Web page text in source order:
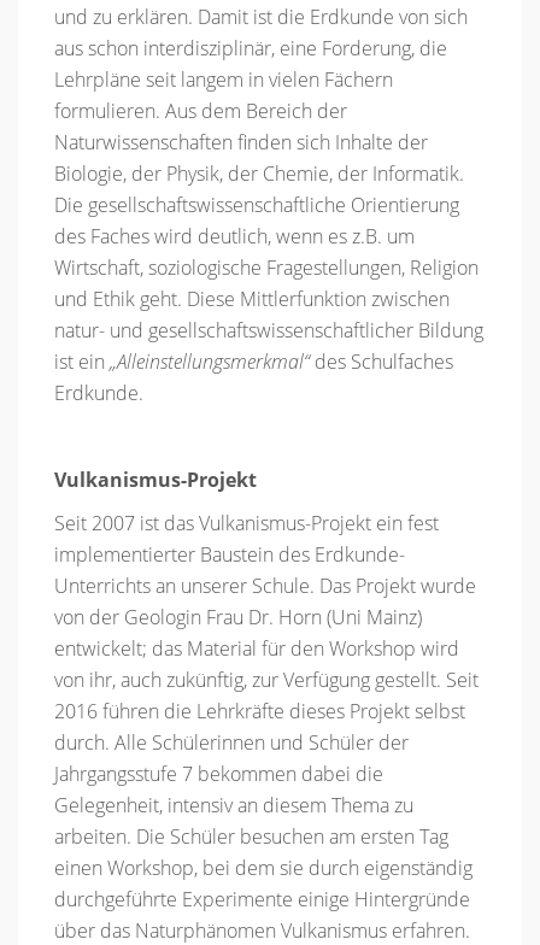
und zu erklären. Damit ist die Erdkunde von sich
aus schon interdisziplinär, eine Forderung, die
Lehrpläne seit langem in vielen Fächern
formulieren. Aus dem Bereich der
Naturwissenschaften finden sich Inhalte der
Biologie, der Physik, der Chemie, der Informatik.
Die gesellschaftswissenschaftliche Orientierung
des Faches wird deutlich, wenn es z.B. um
Wirtschaft, soziologische Fragestellungen, Religion
und Ethik geht. Diese Mittlerfunktion zwischen
natur- und gesellschaftswissenschaftlicher Bildung
ist ein „Alleinstellungsmerkmal“des Schulfaches
Erdkunde.
Vulkanismus-Projekt
Seit 2007 ist das Vulkanismus-Projekt ein fest
implementierter Baustein des Erdkunde-
Unterrichts an unserer Schule. Das Projekt wurde
von der Geologin Frau Dr. Horn (Uni Mainz)
entwickelt; das Material für den Workshop wird
von ihr, auch zukünftig, zur Verfügung gestellt. Seit
2016 führen die Lehrkräfte dieses Projekt selbst
durch. Alle Schülerinnen und Schüler der
Jahrgangsstufe 7 bekommen dabei die
Gelegenheit, intensiv an diesem Thema zu
arbeiten. Die Schüler besuchen am ersten Tag
einen Workshop, bei dem sie durch eigenständig
durchgeführte Experimente einige Hintergründe
über das Naturphänomen Vulkanismus erfahren.